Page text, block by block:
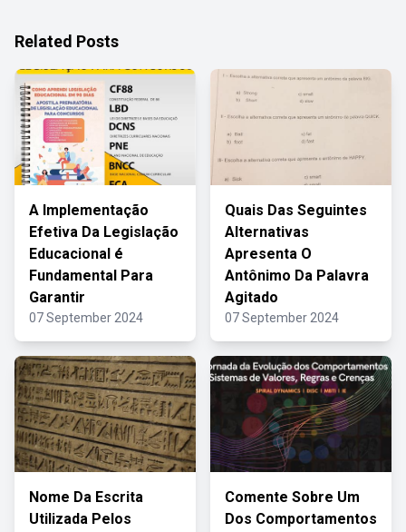
Related Posts
A Implementação
Efetiva Da Legislação
Educacional é
Fundamental Para
Garantir
07 September 2024
Quais Das Seguintes
Alternativas
Apresenta O
Antônimo Da Palavra
Agitado
07 September 2024
Nome Da Escrita
Utilizada Pelos
Comente Sobre Um
Dos Comportamentos